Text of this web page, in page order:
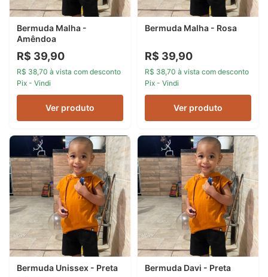
Bermuda Malha -
Amêndoa
R$ 39,90
R$ 38,70 à vista com desconto
Pix - Vindi
Ver produto
Bermuda Malha - Rosa
R$ 39,90
R$ 38,70 à vista com desconto
Pix - Vindi
Ver produto
Bermuda Unissex - Preta Bermuda Davi - Preta